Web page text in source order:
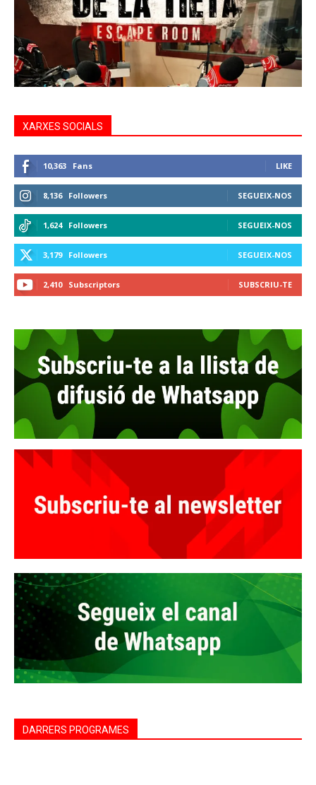
XARXES SOCIALS
10,363 Fans LIKE
8,136 Followers SEGUEIX-NOS
1,624 Followers SEGUEIX-NOS
3,179 Followers SEGUEIX-NOS
2,410 Subscriptors SUBSCRIU-TE
DARRERS PROGRAMES